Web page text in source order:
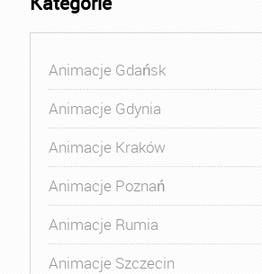
Animacje Gdańsk
Animacje Gdynia
Animacje Kraków
Animacje Poznań
Animacje Rumia
Animacje Szczecin